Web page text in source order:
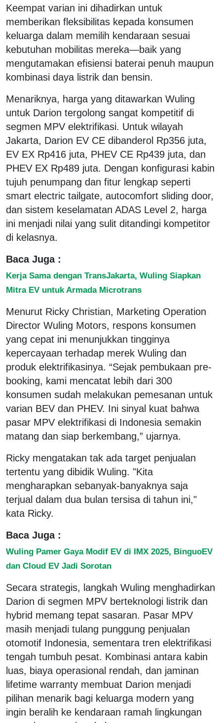
Keempat varian ini dihadirkan untuk
memberikan fleksibilitas kepada konsumen
keluarga dalam memilih kendaraan sesuai
kebutuhan mobilitas mereka—baik yang
mengutamakan efisiensi baterai penuh maupun
kombinasi daya listrik dan bensin.
Menariknya, harga yang ditawarkan Wuling
untuk Darion tergolong sangat kompetitif di
segmen MPV elektrifikasi. Untuk wilayah
Jakarta, Darion EV CE dibanderol Rp356 juta,
EV EX Rp416 juta, PHEV CE Rp439 juta, dan
PHEV EX Rp489 juta. Dengan konfigurasi kabin
tujuh penumpang dan fitur lengkap seperti
smart electric tailgate, autocomfort sliding door,
dan sistem keselamatan ADAS Level 2, harga
ini menjadi nilai yang sulit ditandingi kompetitor
di kelasnya.
Baca Juga :
Kerja Sama dengan TransJakarta, Wuling Siapkan
Mitra EV untuk Armada Microtrans
Menurut Ricky Christian, Marketing Operation
Director Wuling Motors, respons konsumen
yang cepat ini menunjukkan tingginya
kepercayaan terhadap merek Wuling dan
produk elektrifikasinya. “Sejak pembukaan pre-
booking, kami mencatat lebih dari 300
konsumen sudah melakukan pemesanan untuk
varian BEV dan PHEV. Ini sinyal kuat bahwa
pasar MPV elektrifikasi di Indonesia semakin
matang dan siap berkembang,” ujarnya.
Ricky mengatakan tak ada target penjualan
tertentu yang dibidik Wuling. "Kita
mengharapkan sebanyak-banyaknya saja
terjual dalam dua bulan tersisa di tahun ini,"
kata Ricky.
Baca Juga :
Wuling Pamer Gaya Modif EV di IMX 2025, BinguoEV
dan Cloud EV Jadi Sorotan
Secara strategis, langkah Wuling menghadirkan
Darion di segmen MPV berteknologi listrik dan
hybrid memang tepat sasaran. Pasar MPV
masih menjadi tulang punggung penjualan
otomotif Indonesia, sementara tren elektrifikasi
tengah tumbuh pesat. Kombinasi antara kabin
luas, biaya operasional rendah, dan jaminan
lifetime warranty membuat Darion menjadi
pilihan menarik bagi keluarga modern yang
ingin beralih ke kendaraan ramah lingkungan